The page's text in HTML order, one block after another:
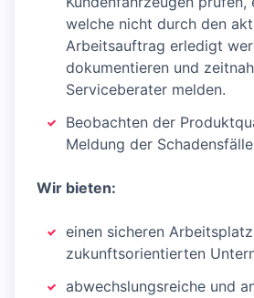
welche nicht durch den
Arbeitsauftrag erledigt
dokumentieren und
Serviceberater melden.
Beobachten der
Meldung der Schadensfälle
Wir bieten:
einen sicheren
zukunftsorientierten
abwechslungsreiche und